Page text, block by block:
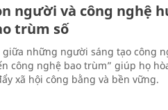
người và công nghệ
trùm số
những người sáng tạo công
công nghệ bao trùm” giúp họ
xã hội công bằng và bền vững.